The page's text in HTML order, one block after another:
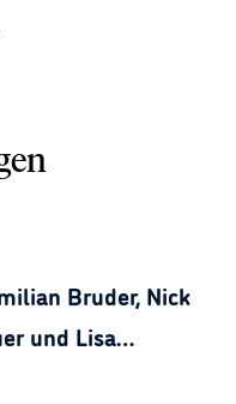
Bruder, Nick
und Lisa